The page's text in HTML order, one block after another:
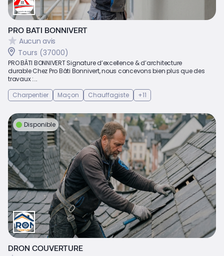
PRO BATI BONNIVERT
Aucun avis
Tours (37000)
PRO BÂTI BONNIVERT Signature d’excellence & d’architecture
durable Chez Pro Bâti Bonnivert, nous concevons bien plus que des
travaux :...
Charpentier
Maçon Chauffagiste +11
Disponible
DRON COUVERTURE